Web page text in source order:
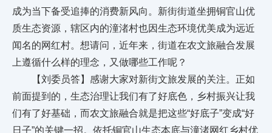
成为当下备受追捧的消费新风向。新街街道坐拥铜官山优
质生态资源，辖区内的潼渚村也因生态环境优美成为远近
闻名的网红村。想请问，近年来，街道在农文旅融合发展
上遵循什么样的理念，又做哪些工作呢？
【刘委员答】感谢大家对新街文旅发展的关注。正如
前面提到的，生态治理让我们有了好底色，乡村振兴让我
们有了好基础，而农文旅融合就是把这些“好底子”变成“好
日子”的关键一招。依托铜官山生态本底与潼渚网红乡村优